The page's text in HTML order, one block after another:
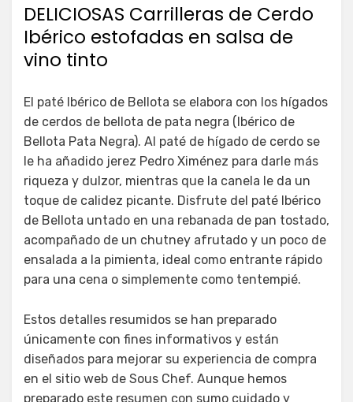
DELICIOSAS Carrilleras de Cerdo
Ibérico estofadas en salsa de
vino tinto
El paté Ibérico de Bellota se elabora con los hígados
de cerdos de bellota de pata negra (Ibérico de
Bellota Pata Negra). Al paté de hígado de cerdo se
le ha añadido jerez Pedro Ximénez para darle más
riqueza y dulzor, mientras que la canela le da un
toque de calidez picante. Disfrute del paté Ibérico
de Bellota untado en una rebanada de pan tostado,
acompañado de un chutney afrutado y un poco de
ensalada a la pimienta, ideal como entrante rápido
para una cena o simplemente como tentempié.
Estos detalles resumidos se han preparado
únicamente con fines informativos y están
diseñados para mejorar su experiencia de compra
en el sitio web de Sous Chef. Aunque hemos
preparado este resumen con sumo cuidado y